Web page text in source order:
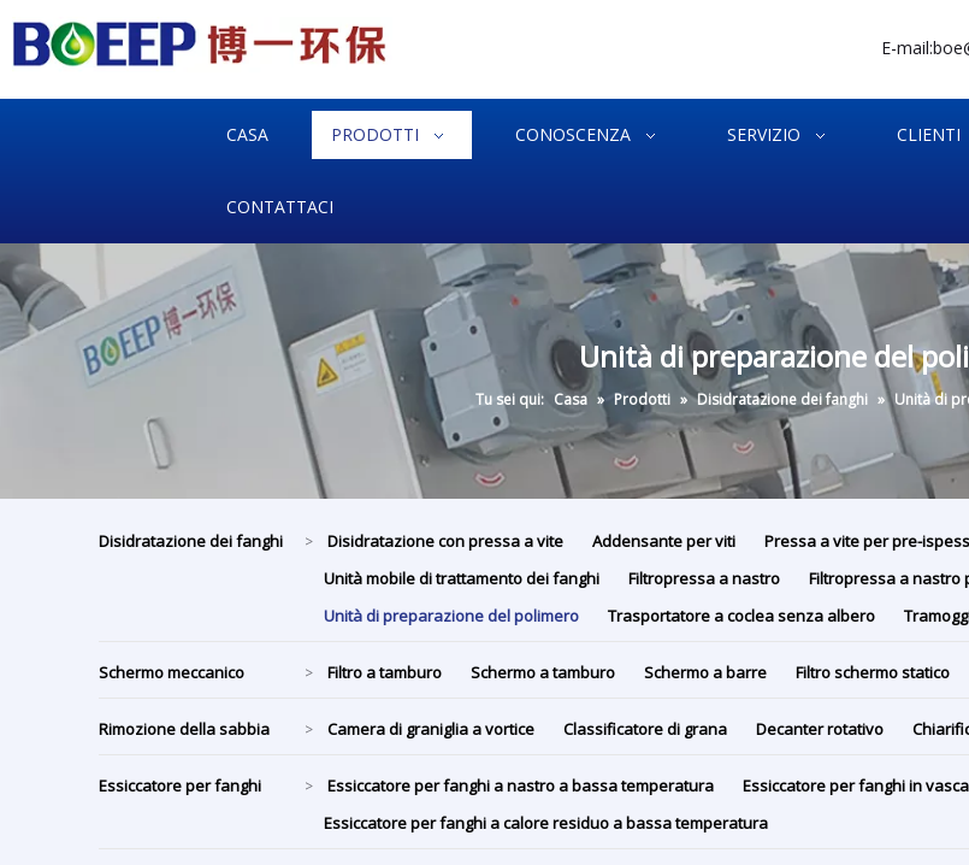
E-mail:
CASA PRODOTTI CONOSCENZA SERVIZIO CLIENTI
CONTATTACI
Unità di preparazione del
Tu sei qui: Casa » Prodotti » Disidratazione dei fanghi » Unità di
Disidratazione dei fanghi > Disidratazione con pressa a vite Addensante per viti Pressa a vite per pre-
Unità mobile di trattamento dei fanghi
Filtropressa a nastro Filtropressa a nastro
Unità di preparazione del polimero
Trasportatore a coclea senza albero
Schermo meccanico > Filtro a tamburo Schermo a tamburo Schermo a barre Filtro schermo statico
Rimozione della sabbia > Camera di graniglia a vortice Classificatore di grana Decanter rotativo
Essiccatore per fanghi > Essiccatore per fanghi a nastro a bassa temperatura
Essiccatore per fanghi in
Essiccatore per fanghi a calore residuo a bassa temperatura